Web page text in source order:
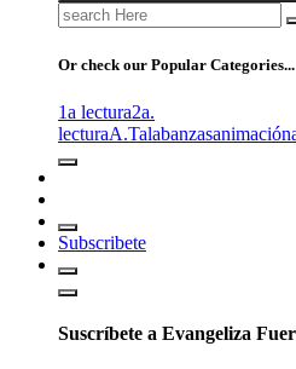
Search
for:
Or check our Popular Categories...
1a lectura2a.
lecturaA.Talabanzasanimación
Subscribete
Suscríbete a Evangeliza